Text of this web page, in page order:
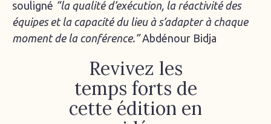
souligné “la qualité d’exécution, la réactivité des
équipes et la capacité du lieu à s’adapter à chaque
moment de la conférence.”Abdénour Bidja
Revivez les
temps forts de
cette édition en